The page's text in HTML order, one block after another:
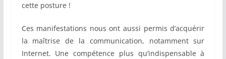
cette posture !
Ces manifestations nous ont aussi permis d’acquérir
la maîtrise de la communication, notamment sur
Internet. Une compétence plus qu’indispensable à